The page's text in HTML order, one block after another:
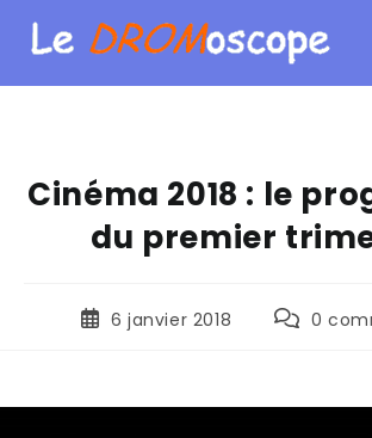
Cinéma 2018 : le
du premier
6 janvier 2018 0